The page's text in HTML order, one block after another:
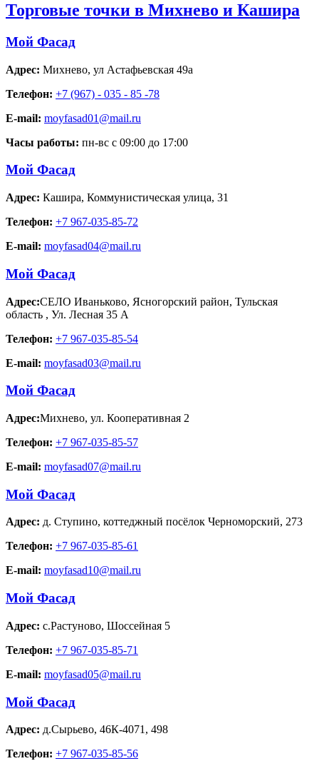
Торговые точки в Михнево и Кашира
Мой Фасад
Адрес: Михнево, ул Астафьевская 49а
Телефон: +7 (967) - 035 - 85 -78
E-mail: moyfasad01@mail.ru
Часы работы: пн-вс с 09:00 до 17:00
Мой Фасад
Адрес: Кашира, Коммунистическая улица, 31
Телефон: +7 967-035-85-72
E-mail: moyfasad04@mail.ru
Мой Фасад
Адрес:СЕЛО Иваньково, Ясногорский район, Тульская
область , Ул. Лесная 35 А
Телефон: +7 967-035-85-54
E-mail: moyfasad03@mail.ru
Мой Фасад
Адрес:Михнево, ул. Кооперативная 2
Телефон: +7 967-035-85-57
E-mail: moyfasad07@mail.ru
Мой Фасад
Адрес: д. Ступино, коттеджный посёлок Черноморский, 273
Телефон: +7 967-035-85-61
E-mail: moyfasad10@mail.ru
Мой Фасад
Адрес: с.Растуново, Шоссейная 5
Телефон: +7 967-035-85-71
E-mail: moyfasad05@mail.ru
Мой Фасад
Адрес: д.Сырьево, 46К-4071, 498
Телефон: +7 967-035-85-56